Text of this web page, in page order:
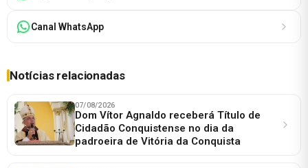
Canal WhatsApp
Notícias relacionadas
07/08/2026
Dom Vítor Agnaldo receberá Título de
Cidadão Conquistense no dia da
padroeira de Vitória da Conquista